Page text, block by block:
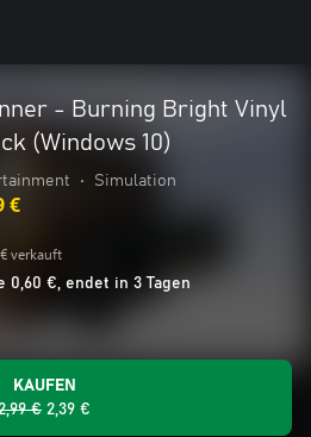
- Burning Bright Vinyl
(Windows 10)
• Simulation
€
verkauft
0,60 €, endet in 3 Tagen
KAUFEN
€ 2,39 €